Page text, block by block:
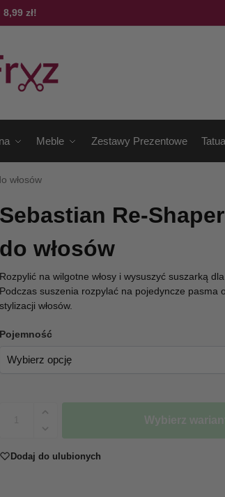
zł!
Meble Zestawy Prezentowe
włosów
Sebastian Re-
do włosów
Rozpylić na wilgotne włosy i wysuszyć suszarką
Podczas suszenia rozpylać na pojedyncze pasma
stylizacji włosów.
Pojemność
Wybierz
Dodaj do ulubionych